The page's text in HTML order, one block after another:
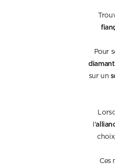
Pour
sur un
l'
Ces